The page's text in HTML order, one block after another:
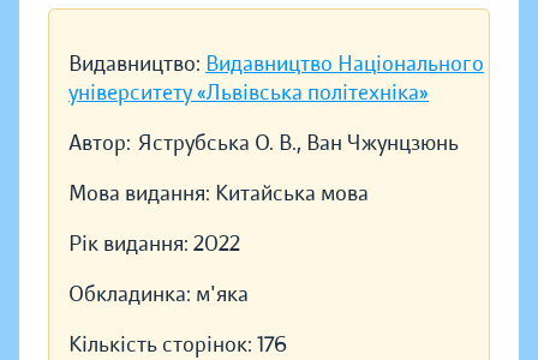
Видавництво: Видавництво Національного
університету «Львівська політехніка»
Автор: Яструбська О. В., Ван Чжунцзюнь
Мова видання: Китайська мова
Рік видання: 2022
Обкладинка: м'яка
Кількість сторінок: 176